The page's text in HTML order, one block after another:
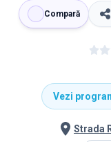
Compară
Vezi
Strada